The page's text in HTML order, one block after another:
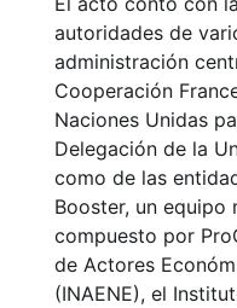
autoridades de
administración
Cooperación
Naciones Unidas
Delegación de la
como de las
Booster, un equipo
compuesto por
de Actores
(INAENE), el